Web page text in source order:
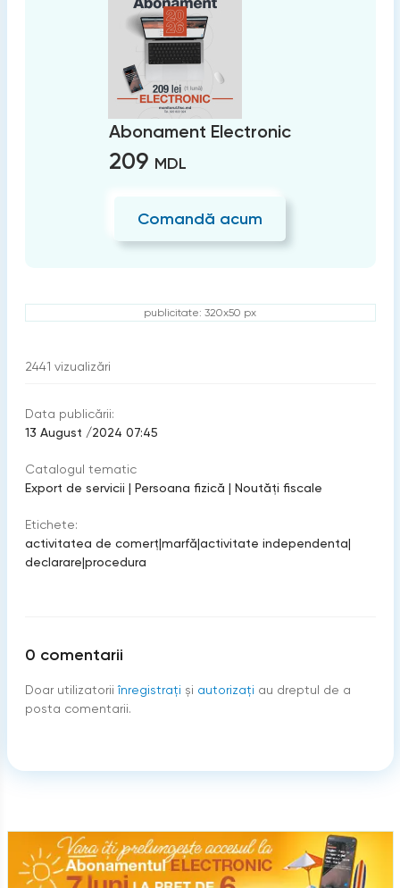
Abonament Electronic
209 MDL
Comandă acum
publicitate: 320x50 px
2441 vizualizări
Data publicării:
13 August /2024 07:45
Catalogul tematic
Export de servicii | Persoana fizică | Noutăți fiscale
Etichete:
activitatea de comerţ|marfă|activitate independenta|
declarare|procedura
0 comentarii
Doar utilizatorii înregistraţi şi autorizați au dreptul de a
posta comentarii.